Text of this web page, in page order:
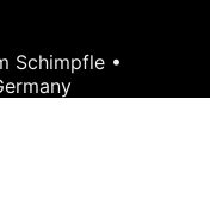
Schimpfle •